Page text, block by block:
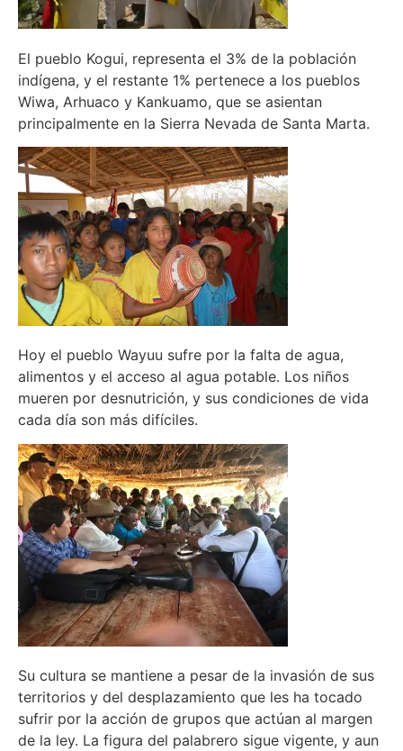
El pueblo Kogui, representa el 3% de la población
indígena, y el restante 1% pertenece a los pueblos
Wiwa, Arhuaco y Kankuamo, que se asientan
principalmente en la Sierra Nevada de Santa Marta.
Hoy el pueblo Wayuu sufre por la falta de agua,
alimentos y el acceso al agua potable. Los niños
mueren por desnutrición, y sus condiciones de vida
cada día son más difíciles.
Su cultura se mantiene a pesar de la invasión de sus
territorios y del desplazamiento que les ha tocado
sufrir por la acción de grupos que actúan al margen
de la ley. La figura del palabrero sigue vigente, y aun